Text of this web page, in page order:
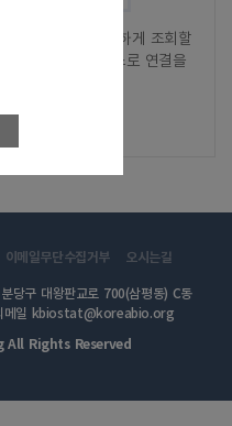
면 전환없이 간단하게 조회할
한 간편분석 서비스로 연결을
이메일무단수집거부 오시는길
당구 대왕판교로 700(삼평동) C동
메일 kbiostat@koreabio.org
All Rights Reserved